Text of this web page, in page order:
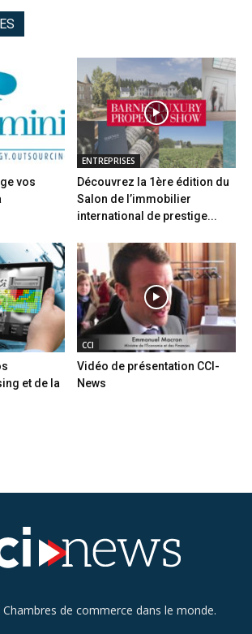
vos
ENTREPRISES
Découvrez la 1ère édition du
Salon de l’immobilier
international de prestige...
et de la
CCI
Vidéo de présentation CCI-
News
de commerce dans le monde.